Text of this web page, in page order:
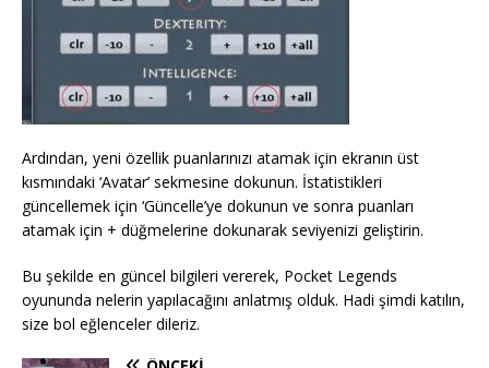
Ardından, yeni özellik puanlarınızı atamak için ekranın üst
kısmındaki ‘Avatar’ sekmesine dokunun. İstatistikleri
güncellemek için ‘Güncelle’ye dokunun ve sonra puanları
atamak için + düğmelerine dokunarak seviyenizi geliştirin.
Bu şekilde en güncel bilgileri vererek, Pocket Legends
oyununda nelerin yapılacağını anlatmış olduk. Hadi şimdi katılın,
size bol eğlenceler dileriz.